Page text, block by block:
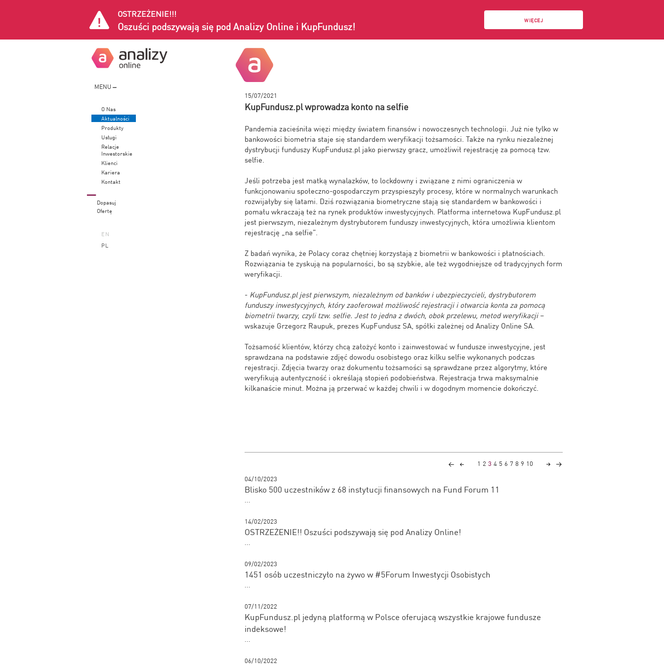
OSTRZEŻENIE!!!
Oszuści podszywają się pod Analizy Online i KupFundusz! WIĘCEJ
MENU
O Nas
Aktualności
Produkty
Usługi
Relacje
Inwestorskie
Klienci
Kariera
Kontakt
Dopasuj
Ofertę
EN
PL
15/07/2021
KupFundusz.pl wprowadza konto na selfie
Pandemia zacieśniła więzi między światem finansów i nowoczesnych technologii. Już nie tylko w
bankowości biometria staje się standardem weryfikacji tożsamości. Także na rynku niezależnej
dystrybucji funduszy KupFundusz.pl jako pierwszy gracz, umożliwił rejestrację za pomocą tzw.
selfie.
Jeśli potrzeba jest matką wynalazków, to lockdowny i związane z nimi ograniczenia w
funkcjonowaniu społeczno-gospodarczym przyspieszyły procesy, które w normalnych warunkach
rozwijałyby się latami. Dziś rozwiązania biometryczne stają się standardem w bankowości i
pomału wkraczają też na rynek produktów inwestycyjnych. Platforma internetowa KupFundusz.pl
jest pierwszym, niezależnym dystrybutorem funduszy inwestycyjnych, która umożliwia klientom
rejestrację „na selfie”.
Z badań wynika, że Polacy coraz chętniej korzystają z biometrii w bankowości i płatnościach.
Rozwiązania te zyskują na popularności, bo są szybkie, ale też wygodniejsze od tradycyjnych form
weryfikacji.
- KupFundusz.pl jest pierwszym, niezależnym od banków i ubezpieczycieli, dystrybutorem
funduszy inwestycyjnych, który zaoferował możliwość rejestracji i otwarcia konta za pomocą
biometrii twarzy, czyli tzw. selfie. Jest to jedna z dwóch, obok przelewu, metod weryfikacji–
wskazuje Grzegorz Raupuk, prezes KupFundusz SA, spółki zależnej od Analizy Online SA.
Tożsamość klientów, którzy chcą założyć konto i zainwestować w fundusze inwestycyjne, jest
sprawdzana na podstawie zdjęć dowodu osobistego oraz kilku selfie wykonanych podczas
rejestracji. Zdjęcia twarzy oraz dokumentu tożsamości są sprawdzane przez algorytmy, które
weryfikują autentyczność i określają stopień podobieństwa. Rejestracja trwa maksymalnie
kilkanaście minut. Można ją przerwać w każdej chwili i w dogodnym momencie dokończyć.
1 2 3 4 5 6 7 8 9 10
04/10/2023
Blisko 500 uczestników z 68 instytucji finansowych na Fund Forum 11
...
14/02/2023
OSTRZEŻENIE!! Oszuści podszywają się pod Analizy Online!
...
09/02/2023
1451 osób uczestniczyło na żywo w #5Forum Inwestycji Osobistych
...
07/11/2022
KupFundusz.pl jedyną platformą w Polsce oferujacą wszystkie krajowe fundusze
indeksowe!
...
06/10/2022